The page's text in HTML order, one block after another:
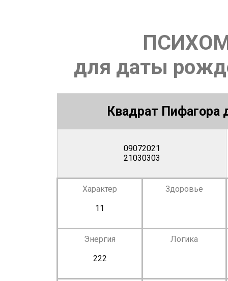
для даты
Квадрат Пифагора
09072021
21030303
Характер
11
Здоровье
Энергия
222
Логика